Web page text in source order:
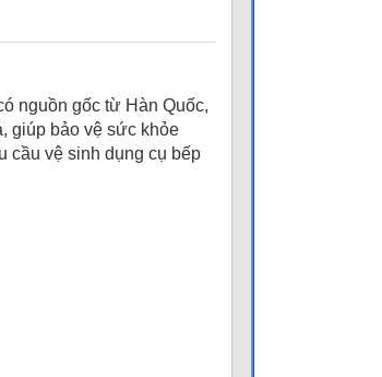
nguồn gốc từ Hàn Quốc,
giúp bảo vệ sức khỏe
cầu vệ sinh dụng cụ bếp